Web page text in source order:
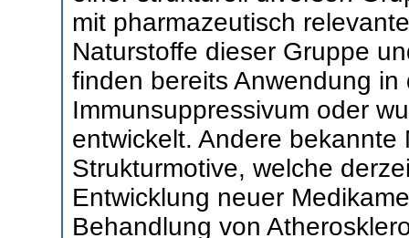
mit pharmazeutisch
Naturstoffe dieser Gruppe
finden bereits Anwendung
Immunsuppressivum oder
entwickelt. Andere
Strukturmotive, welche
Entwicklung neuer
Behandlung von